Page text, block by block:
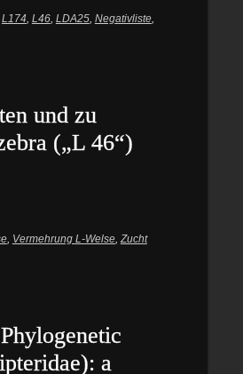
L174, L46, LDA25, Negativliste,
und zu
(„L 46“)
, Vermehrung L-Welse,Zucht
a